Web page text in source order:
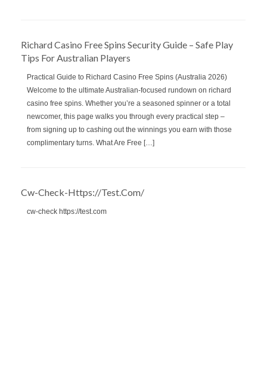
Richard Casino Free Spins Security Guide – Safe Play
Tips For Australian Players
Practical Guide to Richard Casino Free Spins (Australia 2026)
Welcome to the ultimate Australian‑focused rundown on richard
casino free spins. Whether you’re a seasoned spinner or a total
newcomer, this page walks you through every practical step –
from signing up to cashing out the winnings you earn with those
complimentary turns. What Are Free […]
Cw-Check-Https://test.com/
cw-check https://test.com